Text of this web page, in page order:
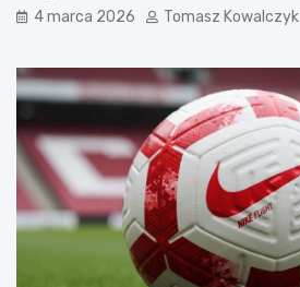
4 marca 2026 Tomasz Kowalczyk